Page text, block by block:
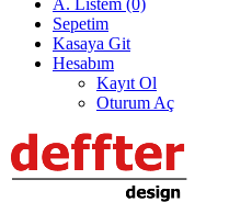
A. Listem (0)
Sepetim
Kasaya Git
Hesabım
Kayıt Ol
Oturum Aç